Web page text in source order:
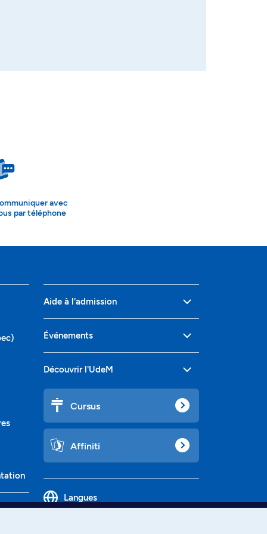
avec
par téléphone
Aide à l'admission
Événements
Découvrir l'UdeM
Cursus
Affiniti
Langues